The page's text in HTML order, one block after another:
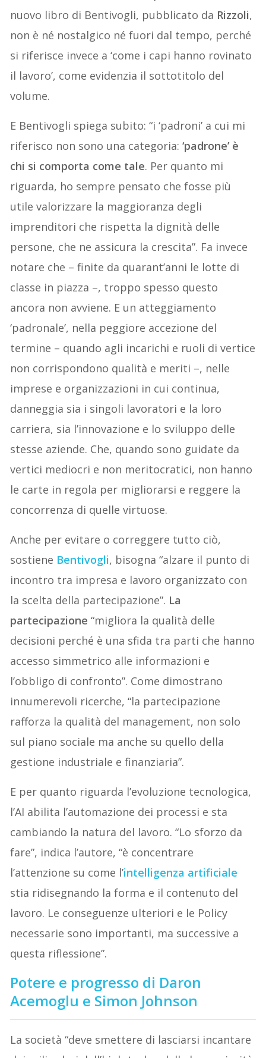
nuovo libro di Bentivogli, pubblicato da Rizzoli,
non è né nostalgico né fuori dal tempo, perché
si riferisce invece a ‘come i capi hanno rovinato
il lavoro’, come evidenzia il sottotitolo del
volume.
E Bentivogli spiega subito: “i ‘padroni’ a cui mi
riferisco non sono una categoria:‘padrone’ è
chi si comporta come tale. Per quanto mi
riguarda, ho sempre pensato che fosse più
utile valorizzare la maggioranza degli
imprenditori che rispetta la dignità delle
persone, che ne assicura la crescita”. Fa invece
notare che – finite da quarant’anni le lotte di
classe in piazza –, troppo spesso questo
ancora non avviene. E un atteggiamento
‘padronale’, nella peggiore accezione del
termine – quando agli incarichi e ruoli di vertice
non corrispondono qualità e meriti –, nelle
imprese e organizzazioni in cui continua,
danneggia sia i singoli lavoratori e la loro
carriera, sia l’innovazione e lo sviluppo delle
stesse aziende. Che, quando sono guidate da
vertici mediocri e non meritocratici, non hanno
le carte in regola per migliorarsi e reggere la
concorrenza di quelle virtuose.
Anche per evitare o correggere tutto ciò,
sostiene Bentivogli, bisogna “alzare il punto di
incontro tra impresa e lavoro organizzato con
la scelta della partecipazione”. La
partecipazione “migliora la qualità delle
decisioni perché è una sfida tra parti che hanno
accesso simmetrico alle informazioni e
l’obbligo di confronto”. Come dimostrano
innumerevoli ricerche, “la partecipazione
rafforza la qualità del management, non solo
sul piano sociale ma anche su quello della
gestione industriale e finanziaria”.
E per quanto riguarda l’evoluzione tecnologica,
l’AI abilita l’automazione dei processi e sta
cambiando la natura del lavoro. “Lo sforzo da
fare”, indica l’autore, “è concentrare
l’attenzione su come l’intelligenza artificiale
stia ridisegnando la forma e il contenuto del
lavoro. Le conseguenze ulteriori e le Policy
necessarie sono importanti, ma successive a
questa riflessione”.
Potere e progresso di Daron
Acemoglu e Simon Johnson
La società “deve smettere di lasciarsi incantare